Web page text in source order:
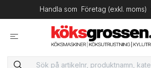
Handla som Företag (exkl. moms)